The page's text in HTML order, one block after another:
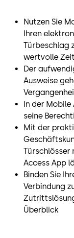
Nutzen Sie
Ihren
Türbeschlag
wertvolle
Der
Ausweise
In der Mobile
seine
Mit der
Türschlösser
Access App
Binden Sie
Verbindung
Überblick